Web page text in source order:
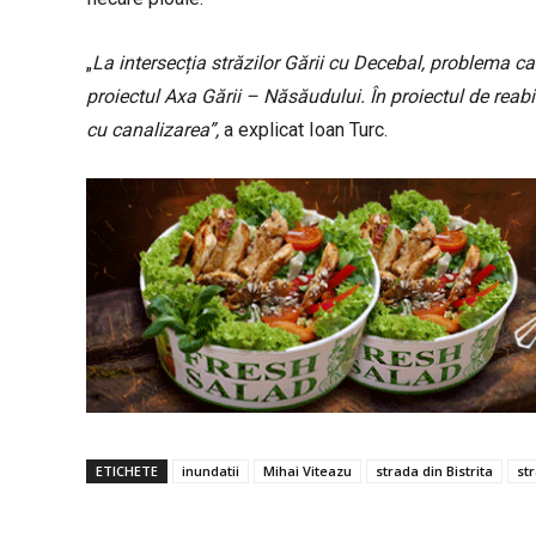
„La intersecția străzilor Gării cu Decebal, problema
proiectul Axa Gării – Năsăudului. În proiectul de
cu canalizarea”, a explicat Ioan Turc.
ETICHETE inundatii Mihai Viteazu strada din Bistrita